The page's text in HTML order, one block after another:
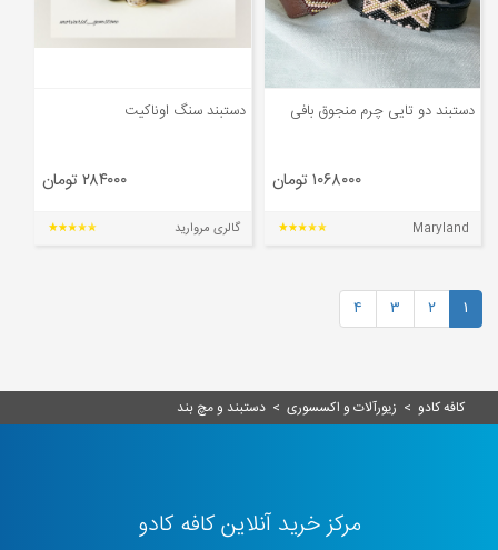
دستبند دو تایی چرم منجوق بافی
۱۰۶۸۰۰۰ تومان
Maryland
دستبند سنگ اوناکیت
۲۸۴۰۰۰ تومان
گالری مروارید
۱ ۲ ۳ ۴
کافه کادو > زیورآلات و اکسسوری > دستبند و مچ بند
مرکز خرید آنلاین کافه کادو